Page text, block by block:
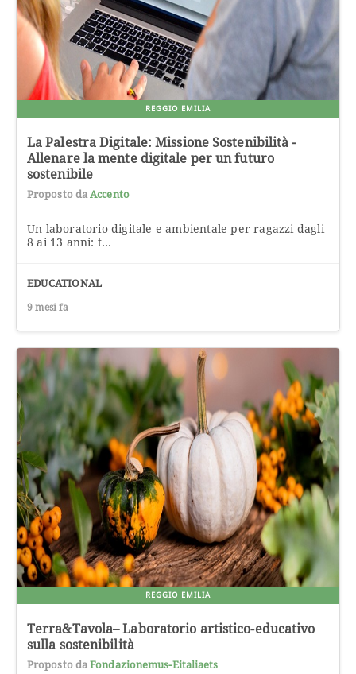
REGGIO EMILIA
La Palestra Digitale: Missione Sostenibilità -
Allenare la mente digitale per un futuro
sostenibile
Proposto da Accento
Un laboratorio digitale e ambientale per ragazzi dagli
8 ai 13 anni: t...
EDUCATIONAL
9 mesi fa
REGGIO EMILIA
Terra&Tavola– Laboratorio artistico-educativo
sulla sostenibilità
Proposto da Fondazionemus-Eitaliaets